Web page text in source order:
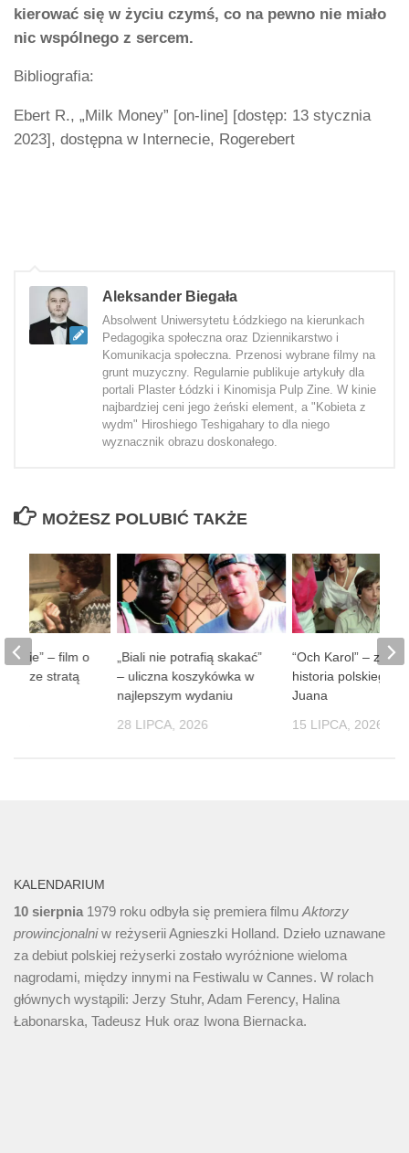
kierować się w życiu czymś, co na pewno nie miało
nic wspólnego z sercem.
Bibliografia:
Ebert R., „Milk Money” [on-line] [dostęp: 13 stycznia
2023], dostępna w Internecie, Rogerebert
Aleksander Biegała
Absolwent Uniwersytetu Łódzkiego na kierunkach
Pedagogika społeczna oraz Dziennikarstwo i
Komunikacja społeczna. Przenosi wybrane filmy na
grunt muzyczny. Regularnie publikuje artykuły dla
portali Plaster Łódzki i Kinomisja Pulp Zine. W kinie
najbardziej ceni jego żeński element, a "Kobieta z
wydm" Hiroshiego Teshigahary to dla niego
wyznacznik obrazu doskonałego.
MOŻESZ POLUBIĆ TAKŻE
„Biali nie potrafią skakać”
– uliczna koszykówka w
najlepszym wydaniu
28 LIPCA, 2026
“Och Karol” –
historia polskiego
Juana
15 LIPCA, 2026
ludzie” – film o
ze stratą
KALENDARIUM
10 sierpnia 1979 roku odbyła się premiera filmu Aktorzy
prowincjonalniw reżyserii Agnieszki Holland. Dzieło uznawane
za debiut polskiej reżyserki zostało wyróżnione wieloma
nagrodami, między innymi na Festiwalu w Cannes. W rolach
głównych wystąpili: Jerzy Stuhr, Adam Ferency, Halina
Łabonarska, Tadeusz Huk oraz Iwona Biernacka.